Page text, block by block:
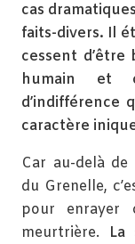
cas
faits-divers. Il
cessent d’être
humain et
d’indifférence
caractère
Car au-delà de
du Grenelle,
pour enrayer
meurtrière.
La